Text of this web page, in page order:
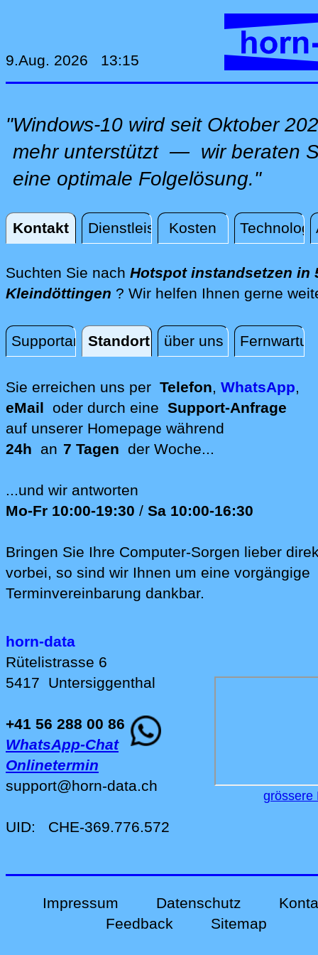
9.Aug. 2026 13:15
"Windows-10 wird seit Oktober
mehr unterstützt — wir beraten
eine optimale Folgelösung."
Kontakt Dienstleistungen
Kosten
Kontakt
Suchten Sie nach Hotspot instandsetzen in
Kleindöttingen ? Wir helfen Ihnen gerne
SupportanfrageStandort über uns
Standort
Sie erreichen uns per Telefon, WhatsApp,
eMail oder durch eine Support-Anfrage
auf unserer Homepage während
24h an 7 Tagen der Woche...
...und wir antworten
Mo-Fr 10:00-19:30 / Sa 10:00-16:30
Bringen Sie Ihre Computer-Sorgen lieber
vorbei, so sind wir Ih‍nen um eine vorgängige
Terminvereinbarung dankbar.
horn-data
Rütelistrasse 6
5417 Untersiggenthal
+41 56 288 00 86
WhatsApp-Chat
Onlinetermin
support@horn-data.ch
UID: CHE-369.776.572
grössere
Impressum Datenschutz
Feedback
Sitemap